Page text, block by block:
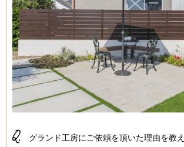
Q. グランド工房にご依頼を頂いた理由を教